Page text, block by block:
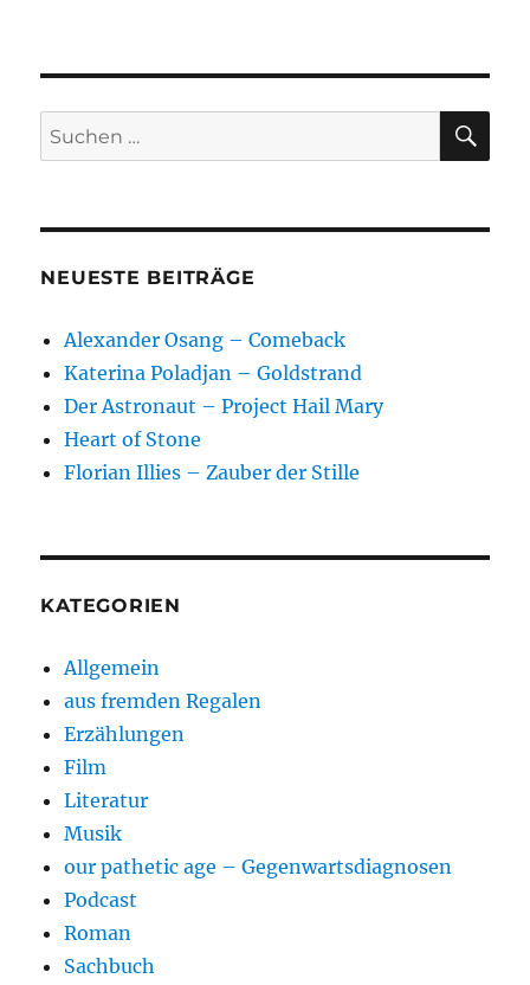
Suchen
nach:
NEUESTE BEITRÄGE
Alexander Osang – Comeback
Katerina Poladjan – Goldstrand
Der Astronaut – Project Hail Mary
Heart of Stone
Florian Illies – Zauber der Stille
KATEGORIEN
Allgemein
aus fremden Regalen
Erzählungen
Film
Literatur
Musik
our pathetic age – Gegenwartsdiagnosen
Podcast
Roman
Sachbuch